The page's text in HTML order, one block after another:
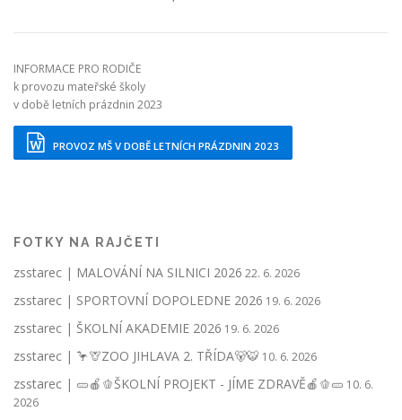
INFORMACE PRO RODIČE
k provozu mateřské školy
v době letních prázdnin 2023
PROVOZ MŠ V DOBĚ LETNÍCH PRÁZDNIN 2023
FOTKY NA RAJČETI
zsstarec | MALOVÁNÍ NA SILNICI 2026 22. 6. 2026
zsstarec | SPORTOVNÍ DOPOLEDNE 2026 19. 6. 2026
zsstarec | ŠKOLNÍ AKADEMIE 2026 19. 6. 2026
zsstarec | 🦩🦒ZOO JIHLAVA 2. TŘÍDA🐻🐯 10. 6. 2026
zsstarec | 🥒🍎🫑ŠKOLNÍ PROJEKT - JÍME ZDRAVĚ🍎🫑🥒 10. 6.
2026